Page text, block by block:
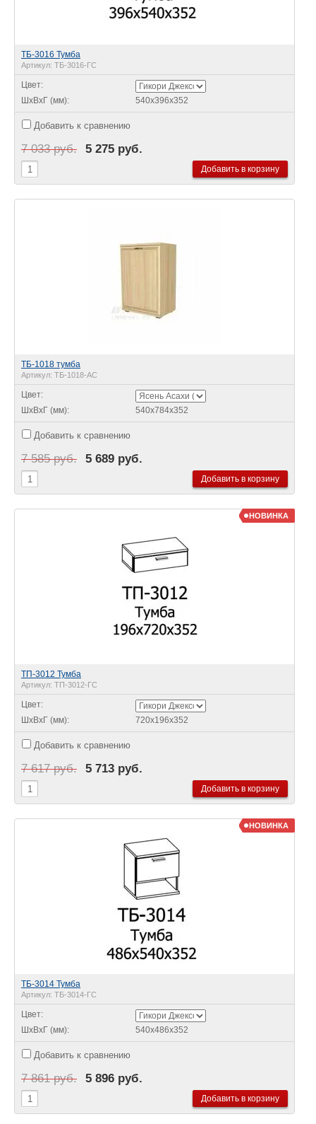
ТБ-3016 Тумба
Артикул: ТБ-3016-ГС
Цвет:
ШхВхГ (мм):
540х396х352
Добавить к сравнению
7 033 руб. 5 275 руб.
ТБ-1018 тумба
Артикул: ТБ-1018-АС
Цвет:
ШхВхГ (мм):
540х784х352
Добавить к сравнению
7 585 руб. 5 689 руб.
НОВИНКА
ТП-3012 Тумба
Артикул: ТП-3012-ГС
Цвет:
ШхВхГ (мм):
720х196х352
Добавить к сравнению
7 617 руб. 5 713 руб.
НОВИНКА
ТБ-3014 Тумба
Артикул: ТБ-3014-ГС
Цвет:
ШхВхГ (мм):
540х486х352
Добавить к сравнению
7 861 руб. 5 896 руб.